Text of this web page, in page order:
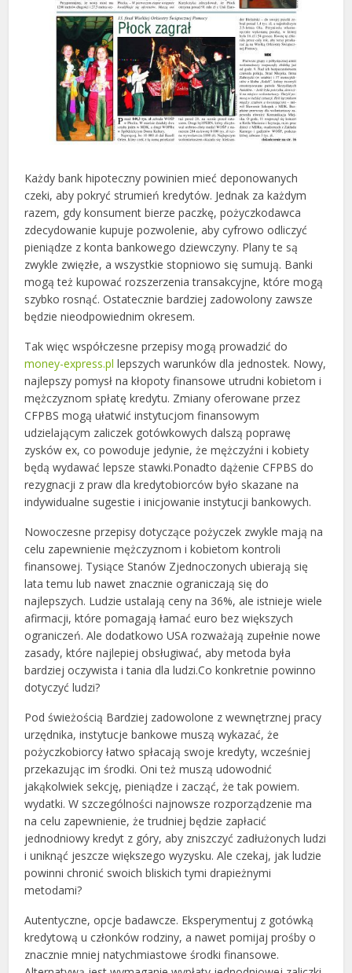
Każdy bank hipoteczny powinien mieć deponowanych
czeki, aby pokryć strumień kredytów. Jednak za każdym
razem, gdy konsument bierze paczkę, pożyczkodawca
zdecydowanie kupuje pozwolenie, aby cyfrowo odliczyć
pieniądze z konta bankowego dziewczyny. Plany te są
zwykle zwięzłe, a wszystkie stopniowo się sumują. Banki
mogą też kupować rozszerzenia transakcyjne, które mogą
szybko rosnąć. Ostatecznie bardziej zadowolony zawsze
będzie nieodpowiednim okresem.
Tak więc współczesne przepisy mogą prowadzić do
money-express.pl lepszych warunków dla jednostek. Nowy,
najlepszy pomysł na kłopoty finansowe utrudni kobietom i
mężczyznom spłatę kredytu. Zmiany oferowane przez
CFPBS mogą ułatwić instytucjom finansowym
udzielającym zaliczek gotówkowych dalszą poprawę
zysków ex, co powoduje jedynie, że mężczyźni i kobiety
będą wydawać lepsze stawki.Ponadto dążenie CFPBS do
rezygnacji z praw dla kredytobiorców było skazane na
indywidualne sugestie i inicjowanie instytucji bankowych.
Nowoczesne przepisy dotyczące pożyczek zwykle mają na
celu zapewnienie mężczyznom i kobietom kontroli
finansowej. Tysiące Stanów Zjednoczonych ubierają się
lata temu lub nawet znacznie ograniczają się do
najlepszych. Ludzie ustalają ceny na 36%, ale istnieje wiele
afirmacji, które pomagają łamać euro bez większych
ograniczeń. Ale dodatkowo USA rozważają zupełnie nowe
zasady, które najlepiej obsługiwać, aby metoda była
bardziej oczywista i tania dla ludzi.Co konkretnie powinno
dotyczyć ludzi?
Pod świeżością Bardziej zadowolone z wewnętrznej pracy
urzędnika, instytucje bankowe muszą wykazać, że
pożyczkobiorcy łatwo spłacają swoje kredyty, wcześniej
przekazując im środki. Oni też muszą udowodnić
jakąkolwiek sekcję, pieniądze i zacząć, że tak powiem.
wydatki. W szczególności najnowsze rozporządzenie ma
na celu zapewnienie, że trudniej będzie zapłacić
jednodniowy kredyt z góry, aby zniszczyć zadłużonych ludzi
i uniknąć jeszcze większego wyzysku. Ale czekaj, jak ludzie
powinni chronić swoich bliskich tymi drapieżnymi
metodami?
Autentyczne, opcje badawcze. Eksperymentuj z gotówką
kredytową u członków rodziny, a nawet pomijaj prośby o
znacznie mniej natychmiastowe środki finansowe.